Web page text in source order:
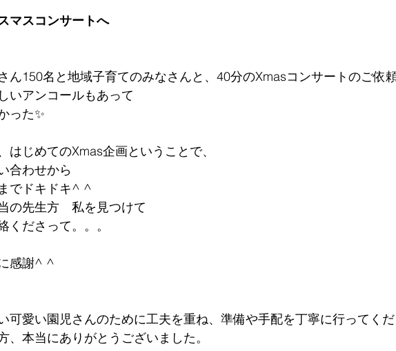
マスコンサートへ
ん150名と地域子育てのみなさんと、40分のXmasコンサートのご依
いアンコールもあって
った✨
はじめてのXmas企画ということで、
合わせから
でドキドキ^ ^
の先生方　私を見つけて
くださって。。。
感謝^ ^
可愛い園児さんのために工夫を重ね、準備や手配を丁寧に行ってく
、本当にありがとうございました。